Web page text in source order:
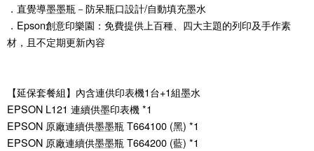
．直覺導墨墨瓶－防呆瓶口設計/自動填充墨水
．Epson創意印樂園：免費提供上百種、四大主題的列印及手作素
材，且不定期更新內容
【延保套餐組】內含連供印表機1台+1組墨水
EPSON L121 連續供墨印表機 *1
EPSON 原廠連續供墨墨瓶 T664100 (黑) *1
EPSON 原廠連續供墨墨瓶 T664200 (藍) *1